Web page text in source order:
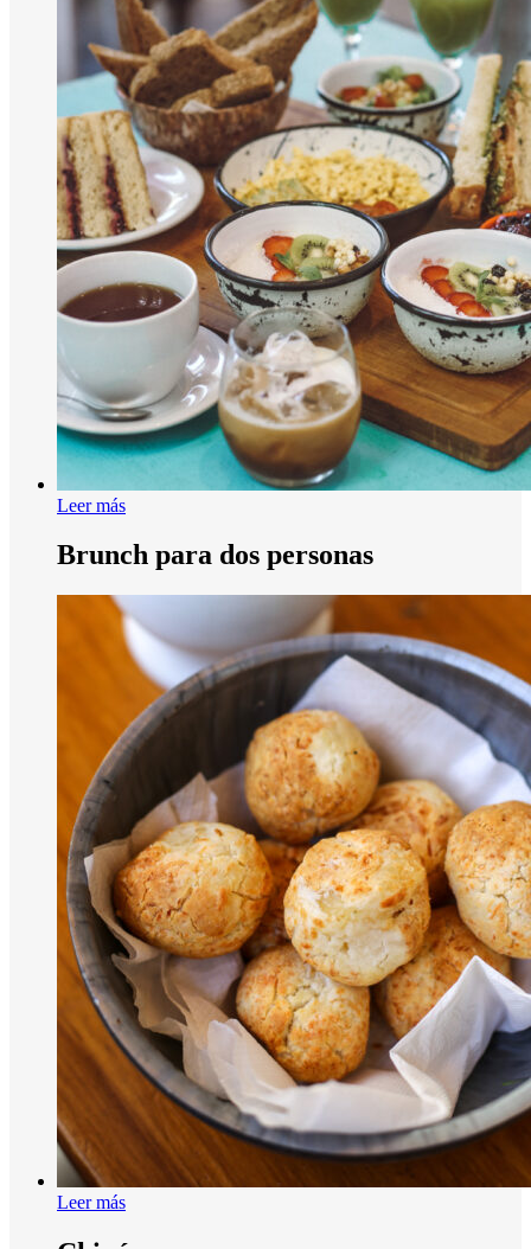
Leer más
Brunch para dos personas
Leer más